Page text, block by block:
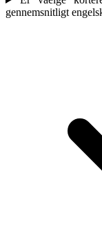
gennemsnitligt